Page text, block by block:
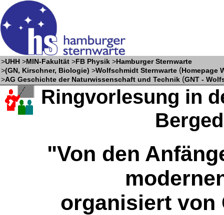
>UHH >MIN-Fakultät >FB Physik >Hamburger Sternwarte
>(GN, Kirschner, Biologie) >Wolfschmidt Sternwarte (Homepage
>AG Geschichte der Naturwissenschaft und Technik (GNT -
Ringvorlesung in
"Von den
organisiert von